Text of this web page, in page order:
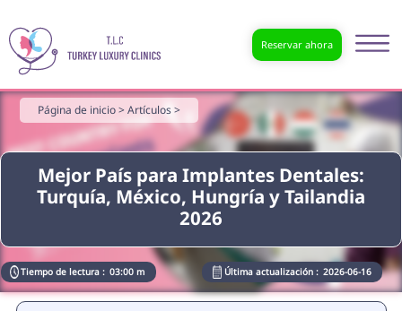
Reservar ahora
Mejor País para Implantes Dentales:
Turquía, México, Hungría y Tailandia
2026
Página de inicio >Artículos >
Tiempo de lectura : 03:00 m Última actualización : 2026-06-16